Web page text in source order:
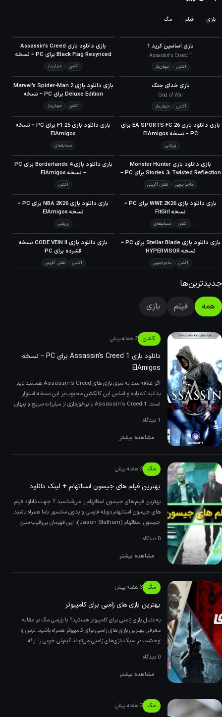
بازی فیلم مگ
بازی اساسین کرید 1
Assassin's Creed 1
اکشن جهان‌باز
META90
بازی دانلود بازی Assassin’s Creed
Black Flag Resynced برای PC – نسخه
ElAmigos
اکشن جهان‌باز
بازی خدای جنگ
God of War
اکشن جهان‌باز
META 90
بازی دانلود بازی Marvel’s Spider-Man 2
Deluxe Edition برای PC – نسخه
ElAmigos
اکشن جهان‌باز
META70
بازی دانلود بازی EA SPORTS FC 26 برای
PC – نسخه ElAmigos
ورزشی
META 70
بازی دانلود بازی F1 25 برای PC – نسخه
ElAmigos
مسابقه‌ای
META70
بازی دانلود بازی Monster Hunter
Stories 3: Twisted Reflection برای PC –
نسخه ElAmigos
ماجراجویی نقش آفرینی
META70
بازی دانلود بازی Borderlands 4 برای PC
– نسخه ElAmigos
اکشن
META70
بازی دانلود بازی WWE 2K26 برای PC –
نسخه FitGirl
اکشن مسابقه‌ای
META 70
بازی دانلود بازی NBA 2K26 برای PC –
نسخه ElAmigos
ورزشی
META70
بازی دانلود بازی Stellar Blade برای PC –
نسخه HYPERVlSOR
اکشن ماجراجویی
بازی دانلود بازی CODE VEIN II نسخه
فشرده برای PC
اکشن نقش آفرینی
جدیدترین‌ها
همه فیلم بازی
اکشن 2 هفته پیش
دانلود بازی Assassin’s Creed 1 برای PC – نسخه
ElAmigos
اگر علاقه مند به سری بازی های Assassin's Creed هستید باید
بدانید که پایه و اساس این کالکشن محبوب بر این نسخه استوار
است. Assassin's Creed 1 با برخورداری از مبارزات سریع و پنهان
1 دیدگاه
مشاهده بیشتر
مگ 3 هفته پیش
بهترین فیلم های جیسون استاتهام + لینک دانلود
بهترین فیلم های جیسون استاتهام را می‌شناسید ؟ جهت دانلود فیلم
های جیسون استاتهام دوبله فارسی و بدون سانسور باما همراه باشید.
‌جیسون استاتهام (Jason Statham)، این قهرمان بی‌رقیب سین
0 دیدگاه
مشاهده بیشتر
مگ 3 هفته پیش
بهترین بازی های زامبی برای کامپیوتر
به دنبال بازی زامبی برای کامپیوتر هستید؟ با پارسی مگ در مقاله
معرفی بهترین بازی های زامبی برای کامپیوتر همراه باشید. ترس و
وحشت در سبک بازی‌های زامبی می‌تواند گیم‌پلی خوبی را ارائه
0 دیدگاه
مشاهده بیشتر
مگ 3 هفته پیش